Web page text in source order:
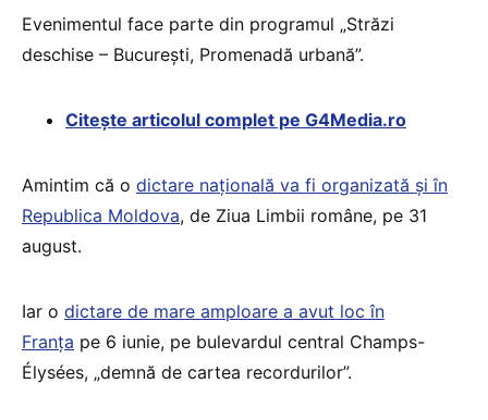
Evenimentul face parte din programul „Străzi
deschise – Bucureşti, Promenadă urbană”.
Citește articolul complet pe G4Media.ro
Amintim că o dictare națională va fi organizată și în
Republica Moldova, de Ziua Limbii române, pe 31
august.
Iar o dictare de mare amploare a avut loc în
Franța pe 6 iunie, pe bulevardul central Champs-
Élysées, „demnă de cartea recordurilor”.